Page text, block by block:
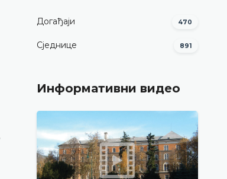
Догађаји 470
Сједнице 891
Информативни видео